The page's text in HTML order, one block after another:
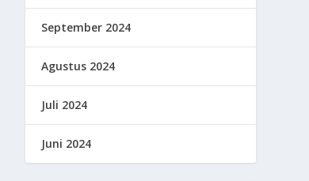
September 2024
Agustus 2024
Juli 2024
Juni 2024